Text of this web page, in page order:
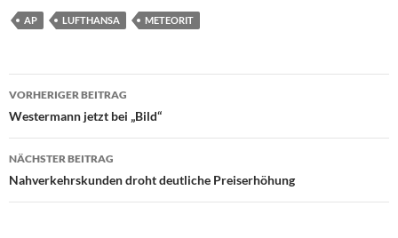
AP LUFTHANSA METEORIT
Beitragsnavigation
VORHERIGER BEITRAG
Westermann jetzt bei „Bild“
NÄCHSTER BEITRAG
Nahverkehrskunden droht deutliche Preiserhöhung